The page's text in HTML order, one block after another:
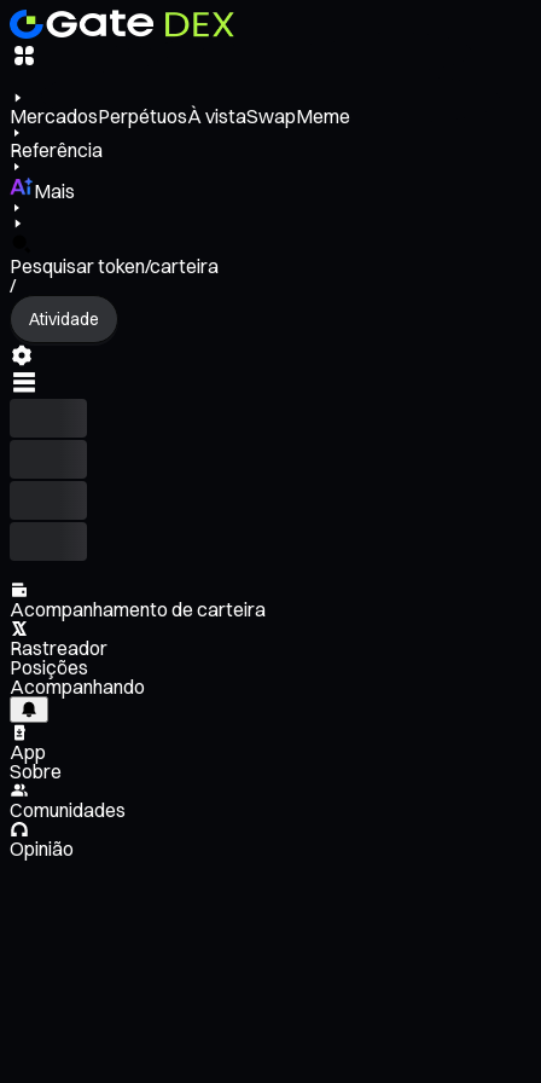
MercadosPerpétuosÀ vistaSwapMeme
Referência
Mais
Pesquisar token/carteira
/
Atividade
Acompanhamento de carteira
Rastreador
Posições
Acompanhando
App
Sobre
Comunidades
Opinião